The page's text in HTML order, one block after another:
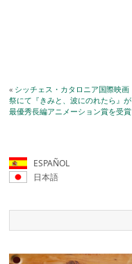
« シッチェス・カタロニア国際映画
祭にて『きみと、波にのれたら』が
最優秀長編アニメーション賞を受賞
ESPAÑOL
日本語